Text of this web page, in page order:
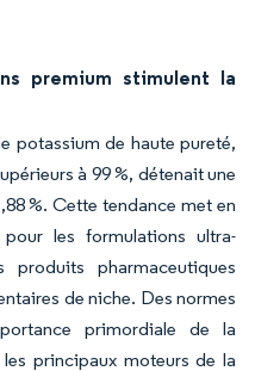
premium stimulent la
potassium de haute pureté,
à 99 %, détenait une
%. Cette tendance met en
les formulations ultra-
pharmaceutiques
de niche. Des normes
primordiale de la
principaux moteurs de la